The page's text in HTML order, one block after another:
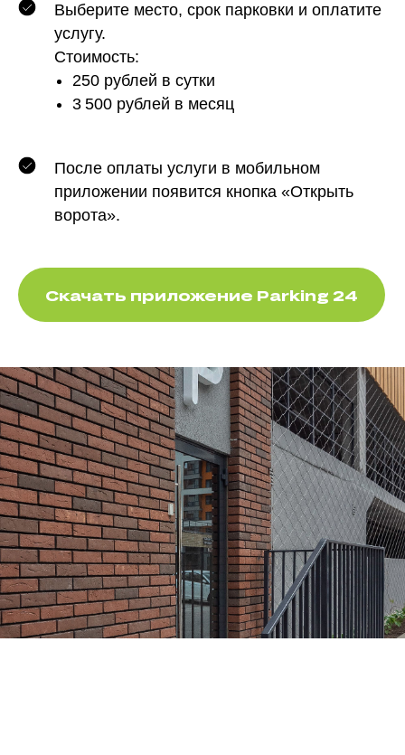
Выберите место, срок парковки и оплатите
услугу.
Стоимость:
250 рублей в сутки
3 500 рублей в месяц
После оплаты услуги в мобильном
приложении появится кнопка «Открыть
ворота».
Скачать приложение Parking 24